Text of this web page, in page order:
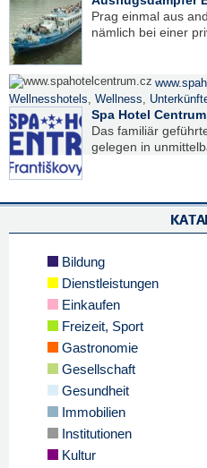
Prag einmal aus
nämlich bei einer
Wellnesshotels, Wellness,
Spa Hotel
Das familiär
gelegen in
Bildung
Dienstleistungen
Einkaufen
Freizeit, Sport
Gastronomie
Gesellschaft
Gesundheit
Immobilien
Institutionen
Kultur